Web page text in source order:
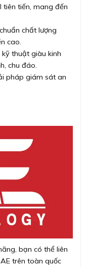
tiên tiến, mang đến
chất lượng
cao.
thuật giàu kinh
chu đáo.
pháp giám sát an
bạn có thể liên
trên toàn quốc